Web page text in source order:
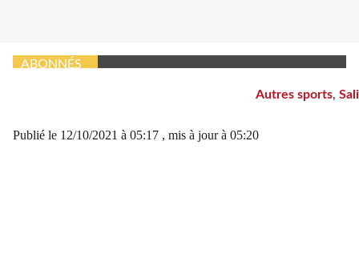
ABONNÉS
Autres sports,
Publié le 12/10/2021 à 05:17 , mis à jour à 05:20